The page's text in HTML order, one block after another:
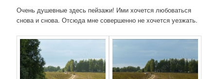
Очень душевные здесь пейзажи! Ими хочется любоваться
снова и снова. Отсюда мне совершенно не хочется уезжать.